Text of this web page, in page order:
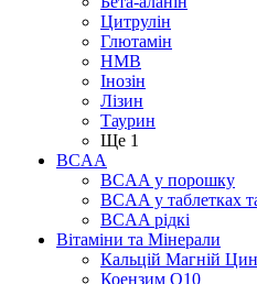
Цитрулін
Глютамін
HMB
Інозін
Лізин
Таурин
Ще 1
BCAA
BCAA у порошку
BCAA у таблетках
BCAA рідкі
Вітаміни та Мінерали
Кальцій Магній
Коензим Q10